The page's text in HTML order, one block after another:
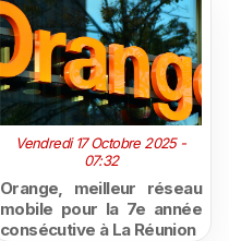
Vendredi 17 Octobre 2025 -
07:32
Orange, meilleur réseau
mobile pour la 7e année
consécutive à La Réunion